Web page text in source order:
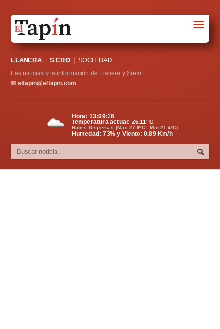
Sociedad
Política
Cultura
☰
LLANERA SIERO SOCIEDAD
Las noticias y la información de Llanera y Siero
✉ eltapin@eltapin.com
Hora: 13:09:37
Temperatura actual: 26.11°C
Nubes Dispersas (Max.27.9ºC - Min.21.4ºC)
Humedad: 73% y Viento: 0.89 Km/h